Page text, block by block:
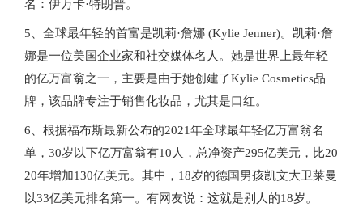
名：伊万卡·特朗普。
5、全球最年轻的首富是凯莉·詹娜 (Kylie Jenner)。凯莉·詹
娜是一位美国企业家和社交媒体名人。她是世界上最年轻
的亿万富翁之一，主要是由于她创建了Kylie Cosmetics品
牌，该品牌专注于销售化妆品，尤其是口红。
6、根据福布斯最新公布的2021年全球最年轻亿万富翁名
单，30岁以下亿万富翁有10人，总净资产295亿美元，比20
20年增加130亿美元。其中，18岁的德国男孩凯文大卫莱曼
以33亿美元排名第一。有网友说：这就是别人的18岁。